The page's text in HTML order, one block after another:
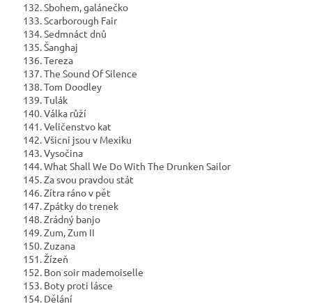
132. Sbohem, galánečko
133. Scarborough Fair
134. Sedmnáct dnů
135. Šanghaj
136. Tereza
137. The Sound Of Silence
138. Tom Doodley
139. Tulák
140. Válka růží
141. Veličenstvo kat
142. Všicni jsou v Mexiku
143. Vysočina
144. What Shall We Do With The Drunken Sailor
145. Za svou pravdou stát
146. Zítra ráno v pět
147. Zpátky do trenek
148. Zrádný banjo
149. Zum, Zum II
150. Zuzana
151. Žízeň
152. Bon soir mademoiselle
153. Boty proti lásce
154. Dělání